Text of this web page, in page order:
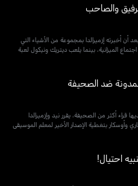
أخبرته إزميرالدا بمجموعة من الأشياء التي
الميزانية، بينما يلعب ديتريك ونيكول لعبة
قراء أكثر من الصحيفة، يقرر نيد وإزميرالدا
وأوسكار بتغطية الإصدار الأخير لمعلم الموسيقى